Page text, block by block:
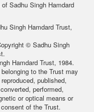
Sadhu Singh Hamdard
Singh Hamdard Trust,
© Sadhu Singh
Hamdard Trust, 1984.
to the Trust may
published,
performed,
or optical means or
of the Trust.